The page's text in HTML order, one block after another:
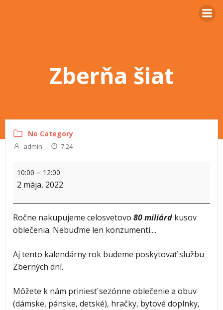
Zberňa šiat
No Category
admin - 7:24
10:00 – 12:00
2 mája, 2022
Ročne nakupujeme celosvetovo 80 miliárd kusov
oblečenia. Nebuďme len konzumenti....
Aj tento kalendárny rok budeme poskytovať službu
Zberných dní.
Môžete k nám priniesť sezónne oblečenie a obuv
(dámske, pánske, detské), hračky, bytové doplnky,